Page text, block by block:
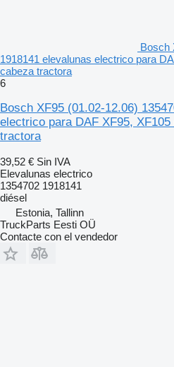
Bosch
1918141 elevalunas electrico para
cabeza tractora
6
Bosch XF95 (01.02-12.06)
electrico para DAF XF95,
tractora
39,52 € Sin IVA
Elevalunas electrico
1354702 1918141
diésel
Estonia, Tallinn
TruckParts Eesti OÜ
Contacte con el vendedor